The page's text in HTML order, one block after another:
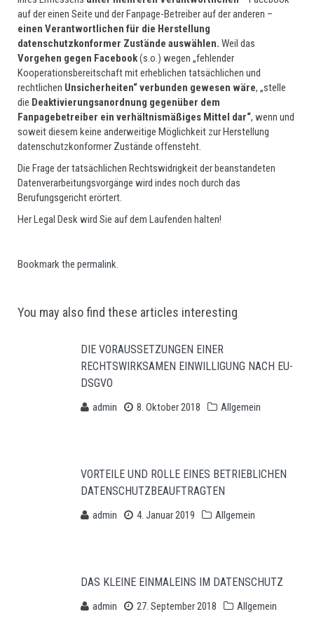
auf der einen Seite und der Fanpage-Betreiber auf der anderen –
einen Verantwortlichen für die Herstellung
datenschutzkonformer Zustände auswählen. Weil das
Vorgehen gegen Facebook(s.o.) wegen „fehlender
Kooperationsbereitschaft mit erheblichen tatsächlichen und
rechtlichen Unsicherheiten“ verbunden gewesen wäre, „stelle
die Deaktivierungsanordnung gegenüber dem
Fanpagebetreiber ein verhältnismäßiges Mittel dar“, wenn und
soweit diesem keine anderweitige Möglichkeit zur Herstellung
datenschutzkonformer Zustände offensteht.
Die Frage der tatsächlichen Rechtswidrigkeit der beanstandeten
Datenverarbeitungsvorgänge wird indes noch durch das
Berufungsgericht erörtert.
Her Legal Desk wird Sie auf dem Laufenden halten!
Bookmark the permalink
You may also find these articles interesting
DIE VORAUSSETZUNGEN EINER
RECHTSWIRKSAMEN EINWILLIGUNG NACH EU-
DSGVO
admin 8. Oktober 2018 Allgemein
VORTEILE UND ROLLE EINES BETRIEBLICHEN
DATENSCHUTZBEAUFTRAGTEN
admin 4. Januar 2019 Allgemein
DAS KLEINE EINMALEINS IM DATENSCHUTZ
admin 27. September 2018 Allgemein
Post navigation